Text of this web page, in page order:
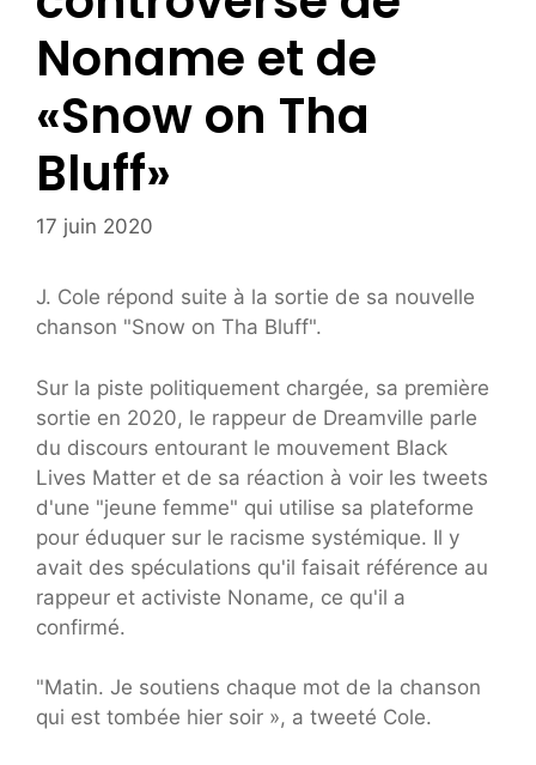
Noname et de
«Snow on Tha
Bluff»
17 juin 2020
J. Cole répond suite à la sortie de sa nouvelle
chanson "Snow on Tha Bluff".
Sur la piste politiquement chargée, sa première
sortie en 2020, le rappeur de Dreamville parle
du discours entourant le mouvement Black
Lives Matter et de sa réaction à voir les tweets
d'une "jeune femme" qui utilise sa plateforme
pour éduquer sur le racisme systémique. Il y
avait des spéculations qu'il faisait référence au
rappeur et activiste Noname, ce qu'il a
confirmé.
"Matin. Je soutiens chaque mot de la chanson
qui est tombée hier soir », a tweeté Cole.